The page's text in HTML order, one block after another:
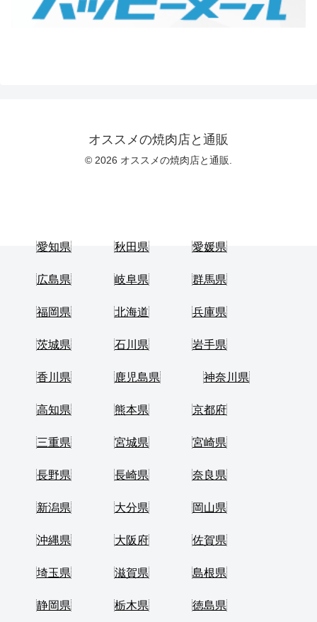
オススメの焼肉店と通販
© 2026 オススメの焼肉店と通販.
愛知県 秋田県 愛媛県
広島県 岐阜県 群馬県
福岡県 北海道 兵庫県
茨城県 石川県 岩手県
香川県 鹿児島県 神奈川県
高知県 熊本県 京都府
三重県 宮城県 宮崎県
長野県 長崎県 奈良県
新潟県 大分県 岡山県
沖縄県 大阪府 佐賀県
埼玉県 滋賀県 島根県
静岡県 栃木県 徳島県